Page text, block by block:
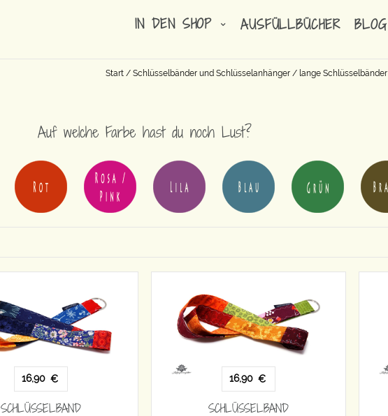
IN DEN SHOP AUSFÜLLBÜCHER BLOG
Start / Schlüsselbänder und Schlüsselanhänger / lange Schlüsselbänder
Auf welche Farbe hast du noch Lust?
16,90 €
SCHLÜSSELBAND
16,90 €
SCHLÜSSELBAND